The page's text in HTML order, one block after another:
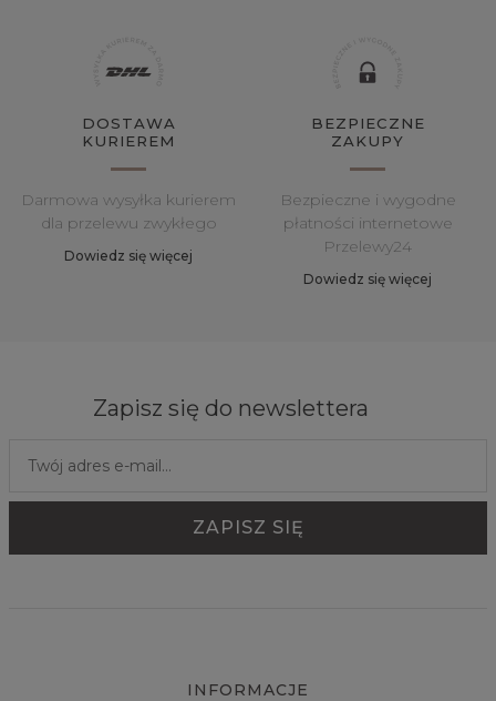
DOSTAWA
KURIEREM
Darmowa wysyłka kurierem
dla przelewu zwykłego
Dowiedz się więcej
BEZPIECZNE
ZAKUPY
Bezpieczne i wygodne
płatności internetowe
Przelewy24
Dowiedz się więcej
Zapisz się do newslettera
INFORMACJE